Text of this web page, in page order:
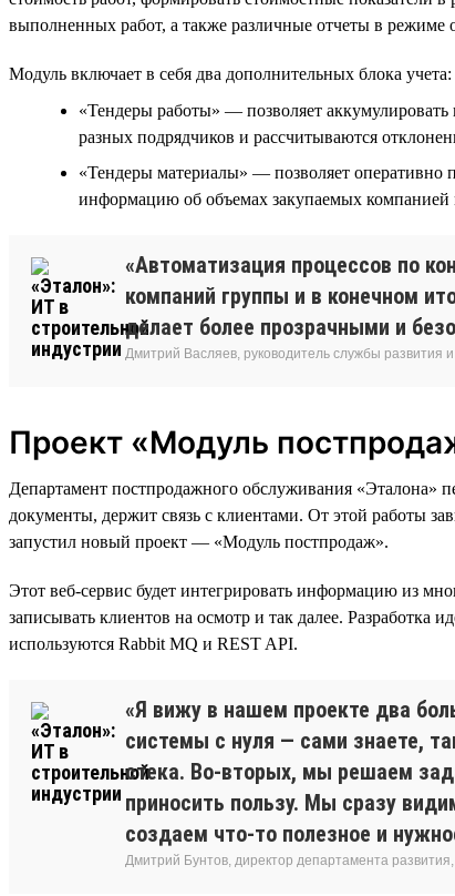
выполненных работ, а также различные отчеты в режиме
Модуль включает в себя два дополнительных блока учета:
«Тендеры работы» — позволяет
разных подрядчиков и рассчитываются
«Тендеры материалы» — позволяет оперативно
информацию об объемах закупаемых компанией
«Автоматизация процессов по
компаний группы и в конечном
делает более прозрачными и
Дмитрий Васляев, руководитель службы
Проект «Модуль
Департамент постпродажного обслуживания «Эталона»
документы, держит связь с клиентами. От этой работы
запустил новый проект — «Модуль постпродаж».
Этот веб-сервис будет интегрировать информацию из
записывать клиентов на осмотр и так далее. Разработка
используются Rabbit MQ и REST API.
«Я вижу в нашем проекте два
системы с нуля — сами знаете,
стека. Во-вторых, мы решаем
приносить пользу. Мы сразу
создаем что-то полезное и
Дмитрий Бунтов, директор департамента